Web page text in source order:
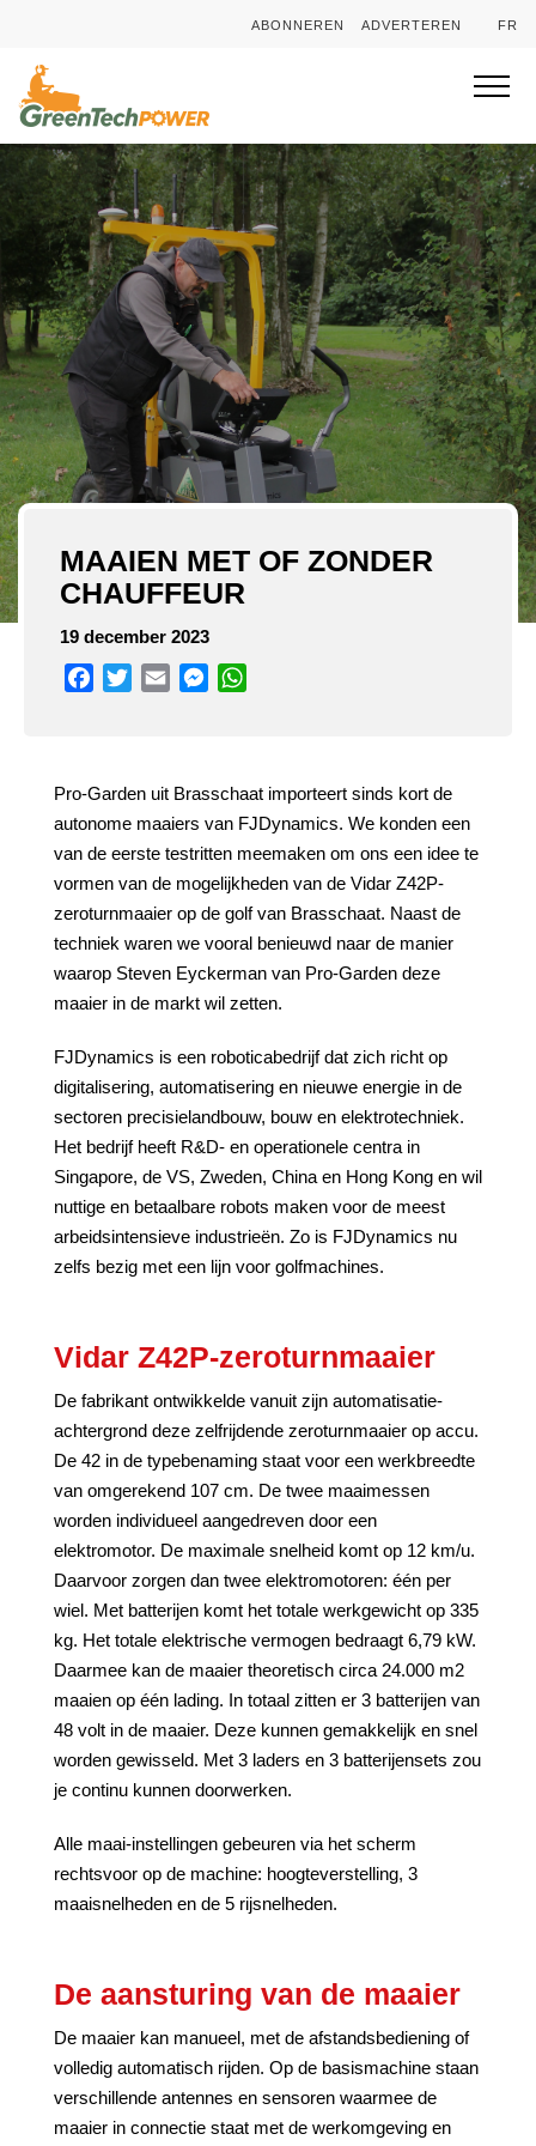
ABONNEREN ADVERTEREN FR
MAAIEN MET OF ZONDER
CHAUFFEUR
19 december 2023
Facebook
TwitterEmail Messenger
Pro-Garden uit Brasschaat importeert sinds kort de
autonome maaiers van FJDynamics. We konden een
van de eerste testritten meemaken om ons een idee te
vormen van de mogelijkheden van de Vidar Z42P-
zeroturnmaaier op de golf van Brasschaat. Naast de
techniek waren we vooral benieuwd naar de manier
waarop Steven Eyckerman van Pro-Garden deze
maaier in de markt wil zetten.
FJDynamics is een roboticabedrijf dat zich richt op
digitalisering, automatisering en nieuwe energie in de
sectoren precisielandbouw, bouw en elektrotechniek.
Het bedrijf heeft R&D- en operationele centra in
Singapore, de VS, Zweden, China en Hong Kong en wil
nuttige en betaalbare robots maken voor de meest
arbeidsintensieve industrieën. Zo is FJDynamics nu
zelfs bezig met een lijn voor golfmachines.
Vidar Z42P-zeroturnmaaier
De fabrikant ontwikkelde vanuit zijn automatisatie-
achtergrond deze zelfrijdende zeroturnmaaier op accu.
De 42 in de typebenaming staat voor een werkbreedte
van omgerekend 107 cm. De twee maaimessen
worden individueel aangedreven door een
elektromotor. De maximale snelheid komt op 12 km/u.
Daarvoor zorgen dan twee elektromotoren: één per
wiel. Met batterijen komt het totale werkgewicht op 335
kg. Het totale elektrische vermogen bedraagt 6,79 kW.
Daarmee kan de maaier theoretisch circa 24.000 m2
maaien op één lading. In totaal zitten er 3 batterijen van
48 volt in de maaier. Deze kunnen gemakkelijk en snel
worden gewisseld. Met 3 laders en 3 batterijensets zou
je continu kunnen doorwerken.
Alle maai-instellingen gebeuren via het scherm
rechtsvoor op de machine: hoogteverstelling, 3
maaisnelheden en de 5 rijsnelheden.
De aansturing van de maaier
De maaier kan manueel, met de afstandsbediening of
volledig automatisch rijden. Op de basismachine staan
verschillende antennes en sensoren waarmee de
maaier in connectie staat met de werkomgeving en